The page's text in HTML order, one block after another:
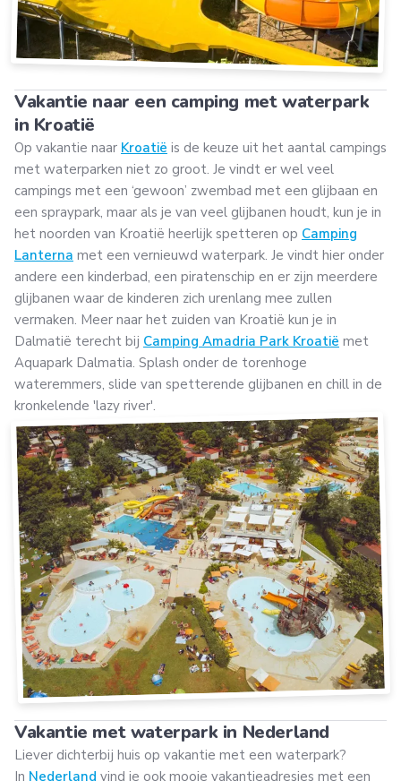
Vakantie naar een camping met waterpark
in Kroatië
Op vakantie naar Kroatië is de keuze uit het aantal campings
met waterparken niet zo groot. Je vindt er wel veel
campings met een ‘gewoon’ zwembad met een glijbaan en
een spraypark, maar als je van veel glijbanen houdt, kun je in
het noorden van Kroatië heerlijk spetteren op Camping
Lanterna met een vernieuwd waterpark. Je vindt hier onder
andere een kinderbad, een piratenschip en er zijn meerdere
glijbanen waar de kinderen zich urenlang mee zullen
vermaken. Meer naar het zuiden van Kroatië kun je in
Dalmatië terecht bij Camping Amadria Park Kroatië met
Aquapark Dalmatia. Splash onder de torenhoge
wateremmers, slide van spetterende glijbanen en chill in de
kronkelende 'lazy river'.
Vakantie met waterpark in Nederland
Liever dichterbij huis op vakantie met een waterpark?
In Nederland vind je ook mooie vakantieadresjes met een